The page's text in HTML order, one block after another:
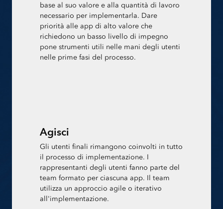
base al suo valore e alla quantità di lavoro
necessario per implementarla. Dare
priorità alle app di alto valore che
richiedono un basso livello di impegno
pone strumenti utili nelle mani degli utenti
nelle prime fasi del processo.
Agisci
Gli utenti finali rimangono coinvolti in tutto
il processo di implementazione. I
rappresentanti degli utenti fanno parte del
team formato per ciascuna app. Il team
utilizza un approccio agile o iterativo
all'implementazione.